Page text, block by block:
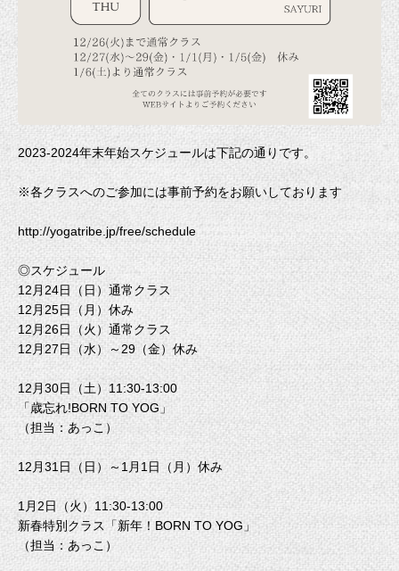
2023-2024年末年始スケジュールは下記の通りです。
※各クラスへのご参加には事前予約をお願いしております
http://yogatribe.jp/free/schedule
◎スケジュール
12月24日（日）通常クラス
12月25日（月）休み
12月26日（火）通常クラス
12月27日（水）～29（金）休み
12月30日（土）11:30-13:00
「歳忘れ!BORN TO YOG」
（担当：あっこ）
12月31日（日）～1月1日（月）休み
1月2日（火）11:30-13:00
新春特別クラス「新年！BORN TO YOG」
（担当：あっこ）